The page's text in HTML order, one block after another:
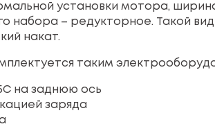
установки мотора,
набора – редукторное. Такой
накат.
таким
на заднюю ось
заряда